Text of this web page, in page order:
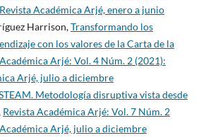
Académica Arjé, enero a junio
Harrison,Transformando los
con los valores de la Carta de la
Arjé: Vol. 4 Núm. 2 (2021):
Arjé, julio a diciembre
Metodología disruptiva vista desde
Revista Académica Arjé: Vol. 7 Núm. 2
Arjé, julio a diciembre